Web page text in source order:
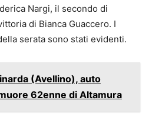
Nargi, il secondo di
di Bianca Guaccero. I
serata sono stati evidenti.
(Avellino), auto
62enne di Altamura